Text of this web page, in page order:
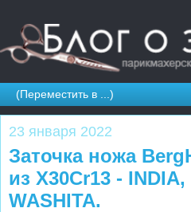
23 января 2022
Заточка ножа
из X30Cr13 - INDIA,
WASHITA.